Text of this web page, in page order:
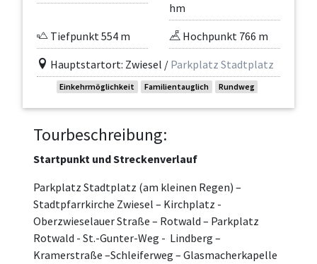
hm
Tiefpunkt 554 m
Hochpunkt 766 m
Hauptstartort: Zwiesel / Parkplatz Stadtplatz
Einkehrmöglichkeit Familientauglich Rundweg
Tourbeschreibung:
Startpunkt und Streckenverlauf
Parkplatz Stadtplatz (am kleinen Regen) –
Stadtpfarrkirche Zwiesel – Kirchplatz -
Oberzwieselauer Straße – Rotwald – Parkplatz
Rotwald - St.-Gunter-Weg - Lindberg –
Kramerstraße –Schleiferweg – Glasmacherkapelle